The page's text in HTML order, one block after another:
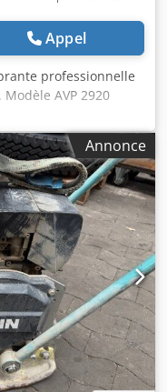
Appel
professionnelle
AVP 2920
d’une puissance de
est conçue
de voirie ainsi
du lit de pose
mécanique,
correspond aux
Caractéristiques
Modèle : AVP 2920 •
HATZ Diesel • Type
• Poids de service :
en Allemagne
• travaux de pavage
et du lit de pose •
d’occasion
durable et réputée.
Annonce